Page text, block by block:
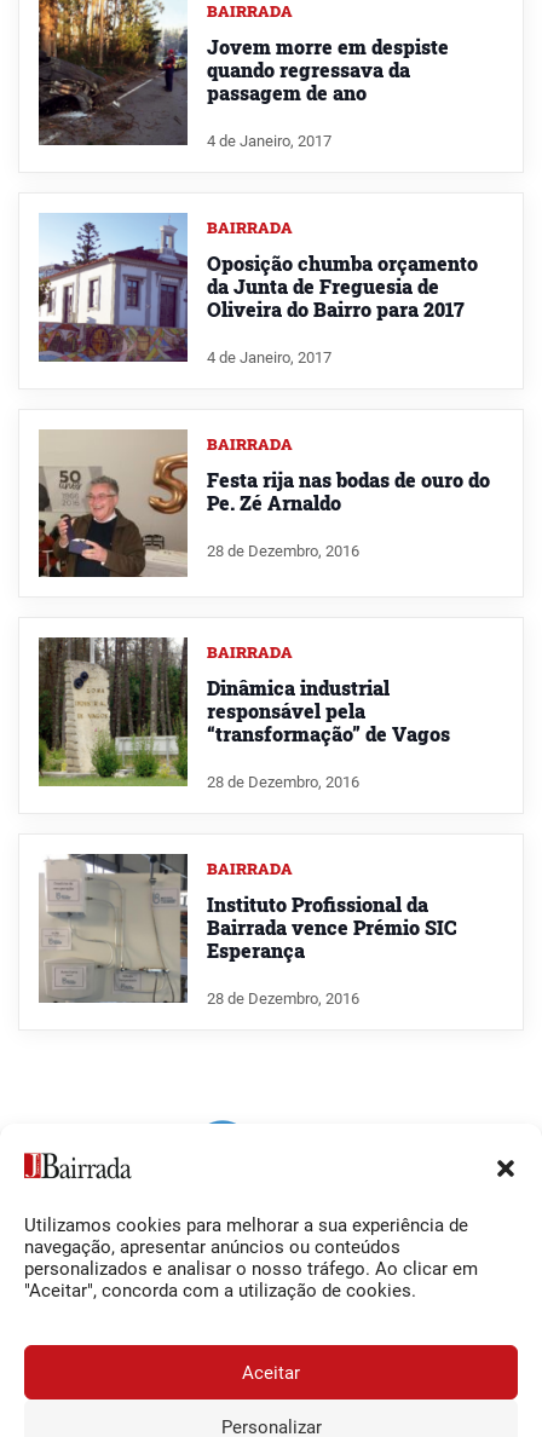
Utilizamos cookies para melhorar a sua experiência de
navegação, apresentar anúncios ou conteúdos
personalizados e analisar o nosso tráfego. Ao clicar em
"Aceitar", concorda com a utilização de cookies.
Aceitar
Personalizar
BAIRRADA
Jovem morre em despiste
quando regressava da
passagem de ano
4 de Janeiro, 2017
BAIRRADA
Oposição chumba orçamento
da Junta de Freguesia de
Oliveira do Bairro para 2017
4 de Janeiro, 2017
BAIRRADA
Festa rija nas bodas de ouro do
Pe. Zé Arnaldo
28 de Dezembro, 2016
BAIRRADA
Dinâmica industrial
responsável pela
“transformação” de Vagos
28 de Dezembro, 2016
BAIRRADA
Instituto Profissional da
Bairrada vence Prémio SIC
Esperança
28 de Dezembro, 2016
Siga-nos
Facebook
O Jornal da Bairrada
Contactos
Termos e Condições